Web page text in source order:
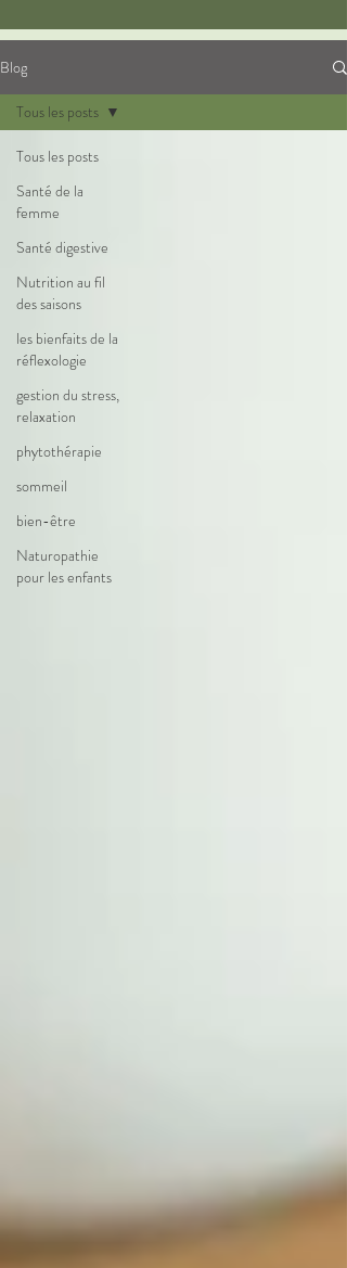
Blog
Tous les posts
Santé de la
femme
Santé digestive
Nutrition au fil
des saisons
les bienfaits de la
réflexologie
gestion du stress,
relaxation
phytothérapie
sommeil
bien-être
Naturopathie
pour les enfants
Tous les posts